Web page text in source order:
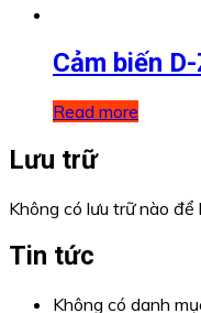
Cảm biến
Read more
Lưu trữ
Không có lưu trữ nào để
Tin tức
Không có danh